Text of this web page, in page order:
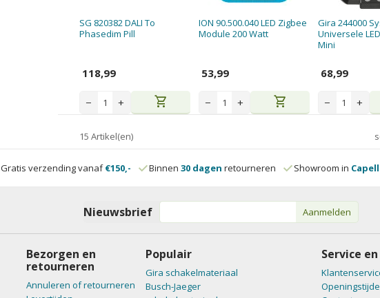
SG 820382 DALI To
Phasedim Pill
118,99
− + shopping_cart
ION 90.500.040 LED Zigbee
Module 200 Watt
53,99
− + shopping_cart
Gira 244000
Universele
Mini
68,99
− +
15 Artikel(en)
Gratis verzending vanaf€150,- Binnen 30 dagen retourneren Showroom in
Nieuwsbrief Aanmelden
Bezorgen en
retourneren
Annuleren of retourneren
Populair
Gira schakelmateriaal
Busch-Jaeger
Service